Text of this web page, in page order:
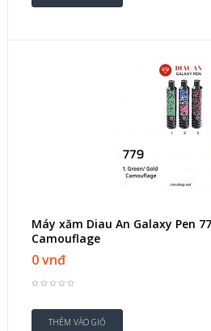
Máy xăm Diau An Galaxy Pen
Camouflage
0 vnđ